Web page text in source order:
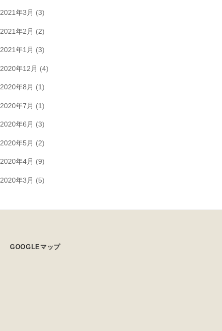
2021年3月 (3)
2021年2月 (2)
2021年1月 (3)
2020年12月 (4)
2020年8月 (1)
2020年7月 (1)
2020年6月 (3)
2020年5月 (2)
2020年4月 (9)
2020年3月 (5)
GOOGLEマップ